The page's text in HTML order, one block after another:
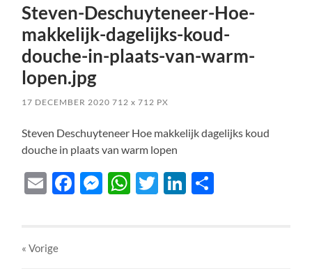
Steven-Deschuyteneer-Hoe-
makkelijk-dagelijks-koud-
douche-in-plaats-van-warm-
lopen.jpg
17 DECEMBER 2020 712x 712 PX
Steven Deschuyteneer Hoe makkelijk dagelijks koud
douche in plaats van warm lopen
EmailFacebook
Messenger
WhatsApp
TwitterLinkedIn
« Vorige